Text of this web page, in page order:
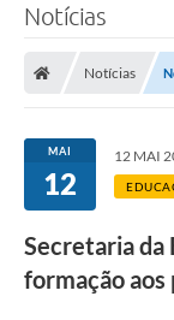
Notícias
Notícias
MAI
12
12 MAI
Secretaria da
formação aos